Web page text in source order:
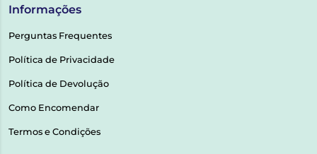
Informações
Perguntas Frequentes
Política de Privacidade
Política de Devolução
Como Encomendar
Termos e Condições